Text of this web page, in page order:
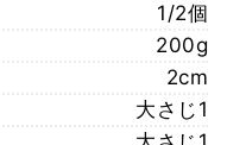
1/2個
200g
2cm
大さじ1